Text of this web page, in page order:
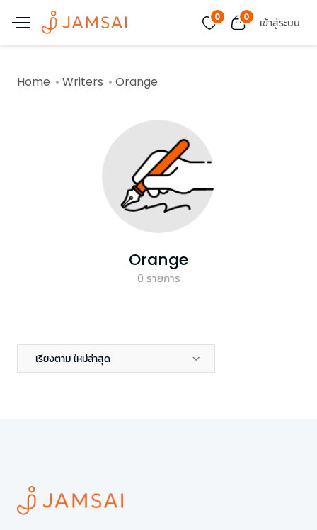
0 0 เข้าสู่ระบบ
Home Writers Orange
Orange
0 รายการ
เรียงตาม ใหม่ล่าสุด